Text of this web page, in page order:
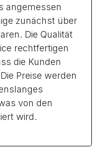
angemessen
zunächst über
Die Qualität
rechtfertigen
die Kunden
Preise werden
von den
wird.